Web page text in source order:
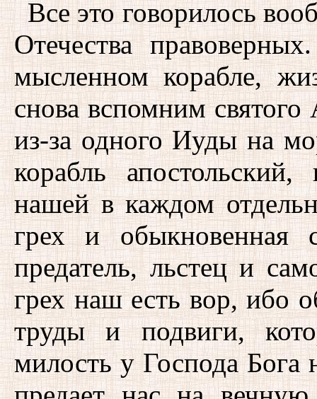
Все это говорилось
Отечества
мысленном корабле,
снова вспомним
из-за одного Иуды на
корабль
нашей в каждом
грех и обыкновенная
предатель, льстец и
грех наш есть вор, ибо
труды и подвиги,
милость у Господа Бога